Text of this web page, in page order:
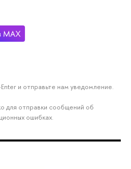
и отправьте нам уведомление.
для отправки сообщений об
ошибках.